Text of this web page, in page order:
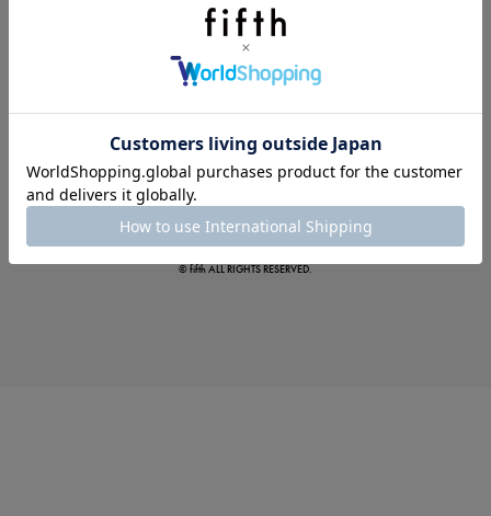
この夏の主役確定！
© fifth ALL RIGHTS RESERVED.